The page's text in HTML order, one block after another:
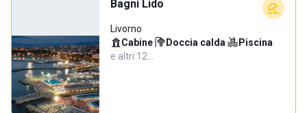
Bagni Lido
Livorno
Cabine· Doccia calda· Piscina·
e altri 12…